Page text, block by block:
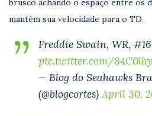
brusco achando o espaço entre os
mantém sua velocidade para o TD.
Freddie Swain, WR,
pic.twitter.com/
— Blog do Seahawks
(@blogcortes)April 30,